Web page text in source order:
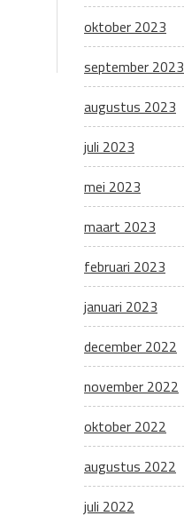
oktober 2023
september 2023
augustus 2023
juli 2023
mei 2023
maart 2023
februari 2023
januari 2023
december 2022
november 2022
oktober 2022
augustus 2022
juli 2022